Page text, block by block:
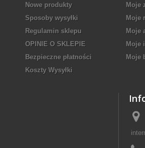
Nowe produkty
Sposoby wysyłki
Regulamin sklepu
OPINIE O SKLEPIE
Bezpieczne płatności
Koszty Wysyłki
Moje
Moje
Moje
Moje
Moje